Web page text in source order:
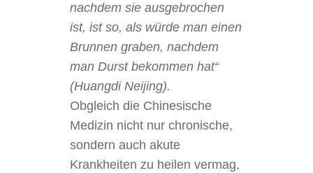
nachdem sie ausgebrochen
ist, ist so, als würde man einen
Brunnen graben, nachdem
man Durst bekommen hat“
(Huangdi Neijing).
Obgleich die Chinesische
Medizin nicht nur chronische,
sondern auch akute
Krankheiten zu heilen vermag,